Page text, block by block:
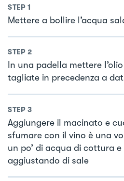
STEP 1
Mettere a bollire l’acqua
STEP 2
In una padella mettere
tagliate in precedenza a
STEP 3
Aggiungere il macinato e
sfumare con il vino è una
un po’ di acqua di cottura
aggiustando di sale